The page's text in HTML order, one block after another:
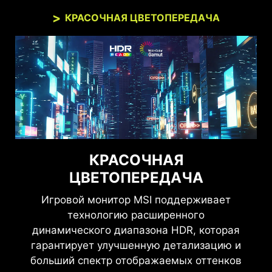
КРАСОЧНАЯ ЦВЕТОПЕРЕДАЧА
КРАСОЧНАЯ
ЦВЕТОПЕРЕДАЧА
Игровой монитор MSI поддерживает
технологию расширенного
динамического диапазона HDR, которая
гарантирует улучшенную детализацию и
больший спектр отображаемых оттенков